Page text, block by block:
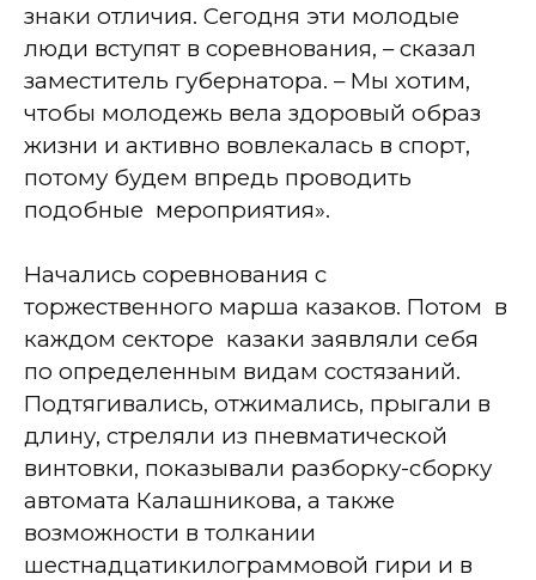
знаки отличия. Сегодня эти молодые
люди вступят в соревнования, – сказал
заместитель губернатора. – Мы хотим,
чтобы молодежь вела здоровый образ
жизни и активно вовлекалась в спорт,
потому будем впредь проводить
подобные мероприятия».
Начались соревнования с
торжественного марша казаков. Потом в
каждом секторе казаки заявляли себя
по определенным видам состязаний.
Подтягивались, отжимались, прыгали в
длину, стреляли из пневматической
винтовки, показывали разборку-сборку
автомата Калашникова, а также
возможности в толкании
шестнадцатикилограммовой гири и в